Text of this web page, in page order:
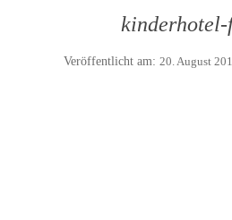
kinderhotel-
Veröffentlicht am: 20. August